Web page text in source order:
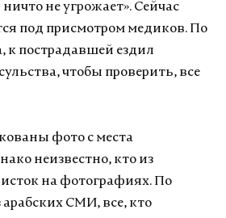
не угрожает». Сейчас
под присмотром медиков. По
к пострадавшей ездил
чтобы проверить, все
фото с места
неизвестно, кто из
на фотографиях. По
СМИ, все, кто